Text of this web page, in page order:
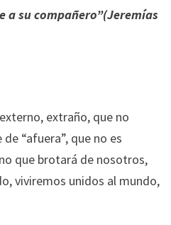
a su compañero”(Jeremías
extraño, que no
“afuera”, que no es
que brotará de nosotros,
viviremos unidos al mundo,